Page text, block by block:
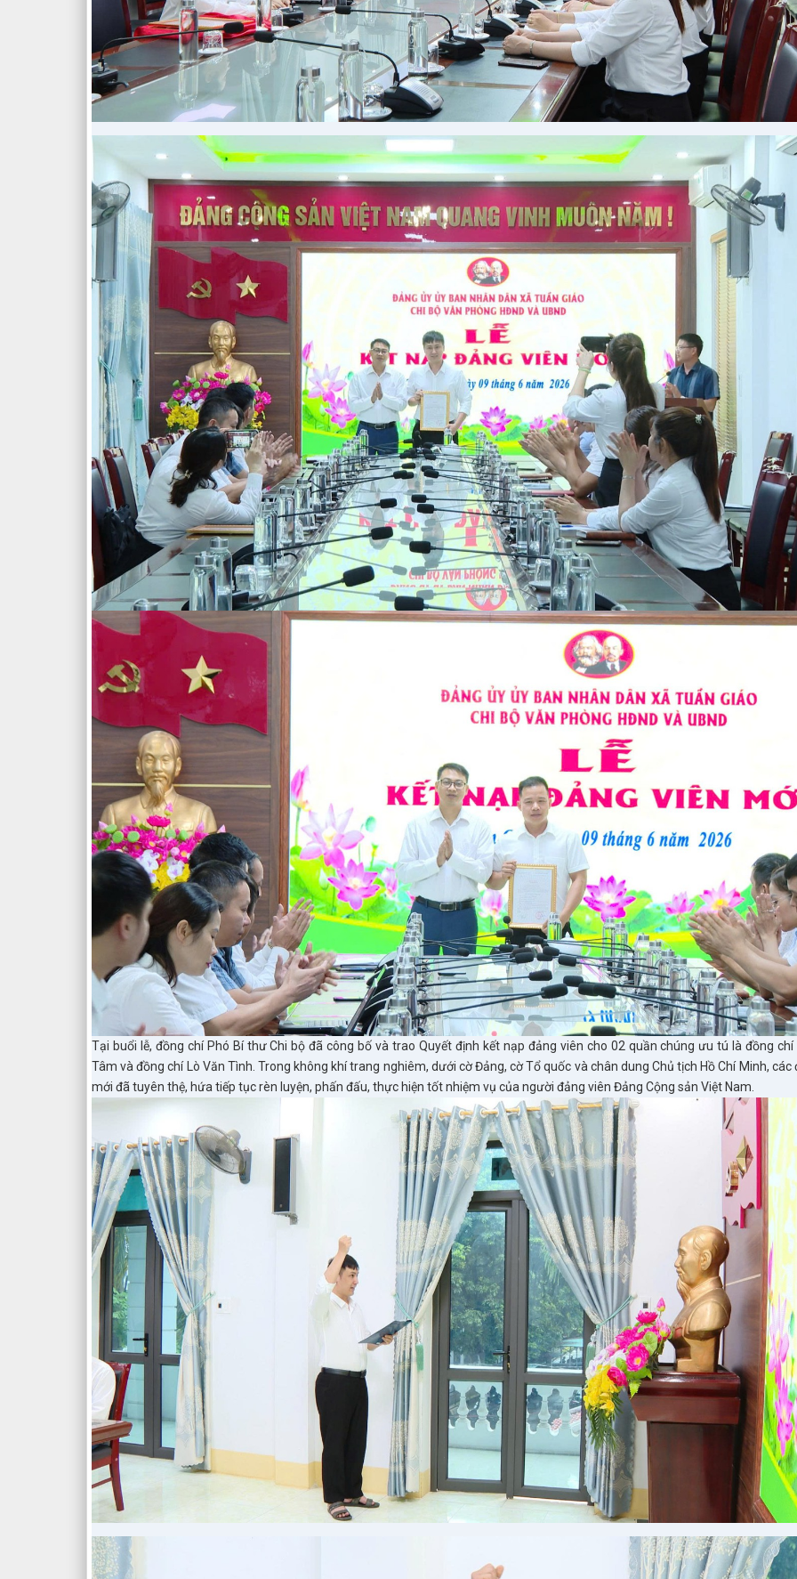
Tại buổi lễ, đồng chí Phó Bí thư Chi bộ đã công bố và trao Quyết định kết nạp đảng viên cho 02 quần chúng ưu tú là đồng
Tâm và đồng chí Lò Văn Tình. Trong không khí trang nghiêm, dưới cờ Đảng, cờ Tổ quốc và chân dung Chủ tịch Hồ Chí Minh, các
mới đã tuyên thệ, hứa tiếp tục rèn luyện, phấn đấu, thực hiện tốt nhiệm vụ của người đảng viên Đảng Cộng sản Việt Nam.